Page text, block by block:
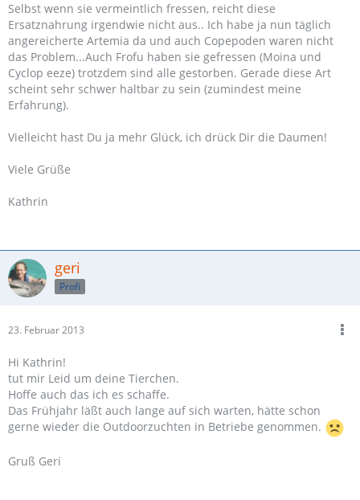
Selbst wenn sie vermeintlich fressen, reicht diese
Ersatznahrung irgendwie nicht aus.. Ich habe ja nun täglich
angereicherte Artemia da und auch Copepoden waren nicht
das Problem...Auch Frofu haben sie gefressen (Moina und
Cyclop eeze) trotzdem sind alle gestorben. Gerade diese Art
scheint sehr schwer haltbar zu sein (zumindest meine
Erfahrung).
Vielleicht hast Du ja mehr Glück, ich drück Dir die Daumen!
Viele Grüße
Kathrin
geri
Profi
23. Februar 2013
Hi Kathrin!
tut mir Leid um deine Tierchen.
Hoffe auch das ich es schaffe.
Das Frühjahr läßt auch lange auf sich warten, hätte schon
gerne wieder die Outdoorzuchten in Betriebe genommen.
Gruß Geri